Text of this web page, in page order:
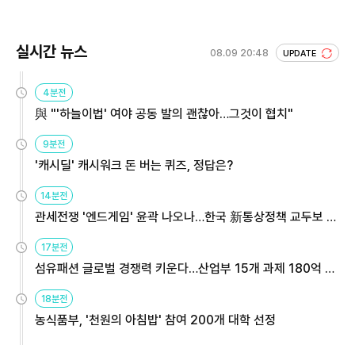
실시간 뉴스 08.09 20:48 UPDATE
4분전
與 "'하늘이법' 여야 공동 발의 괜찮아…그것이 협치"
9분전
'캐시딜' 캐시워크 돈 버는 퀴즈, 정답은?
14분전
관세전쟁 '엔드게임' 윤곽 나오나…한국 新통상정책 교두보 활
용해야
17분전
섬유패션 글로벌 경쟁력 키운다…산업부 15개 과제 180억 지
원
18분전
농식품부, '천원의 아침밥' 참여 200개 대학 선정